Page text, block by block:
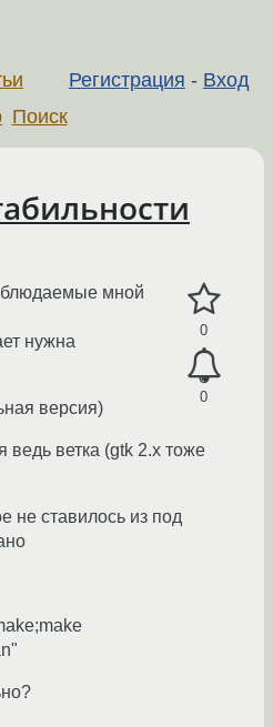
Регистрация - Вход
Поиск
0
0
мной
нужна
версия)
ведь ветка (gtk 2.x тоже
не ставилось из под